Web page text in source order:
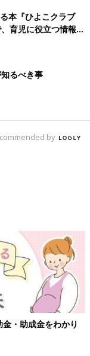
本『ひよこクラブ
育児に役立つ情報が
るべき事
by
妊婦の感染症対策、